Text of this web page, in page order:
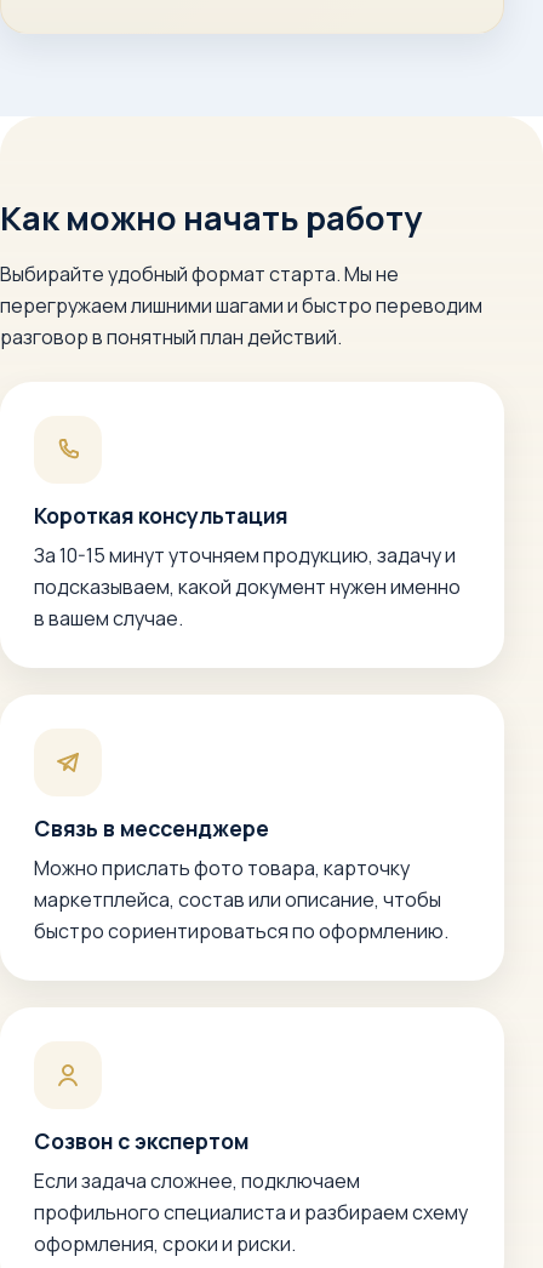
Как можно начать работу
Выбирайте удобный формат старта. Мы не
перегружаем лишними шагами и быстро переводим
разговор в понятный план действий.
Короткая консультация
За 10-15 минут уточняем продукцию, задачу и
подсказываем, какой документ нужен именно
в вашем случае.
Связь в мессенджере
Можно прислать фото товара, карточку
маркетплейса, состав или описание, чтобы
быстро сориентироваться по оформлению.
Созвон с экспертом
Если задача сложнее, подключаем
профильного специалиста и разбираем схему
оформления, сроки и риски.